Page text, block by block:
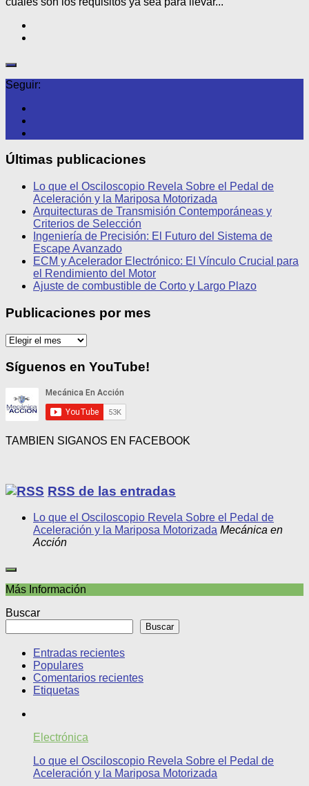
Seguir:
Últimas publicaciones
Lo que el Osciloscopio Revela Sobre el Pedal de
Aceleración y la Mariposa Motorizada
Arquitecturas de Transmisión Contemporáneas y
Criterios de Selección
Ingeniería de Precisión: El Futuro del Sistema de
Escape Avanzado
ECM y Acelerador Electrónico: El Vínculo Crucial para
el Rendimiento del Motor
Ajuste de combustible de Corto y Largo Plazo
Publicaciones por mes
Publicaciones
mes
Síguenos en YouTube!
TAMBIEN SIGANOS EN FACEBOOK
RSS de las entradas
Lo que el Osciloscopio Revela Sobre el Pedal de
Aceleración y la Mariposa Motorizada Mecánica en
Acción
Más Información
Buscar
Buscar
Entradas recientes
Populares
Comentarios recientes
Etiquetas
Electrónica
Lo que el Osciloscopio Revela Sobre el Pedal de
Aceleración y la Mariposa Motorizada